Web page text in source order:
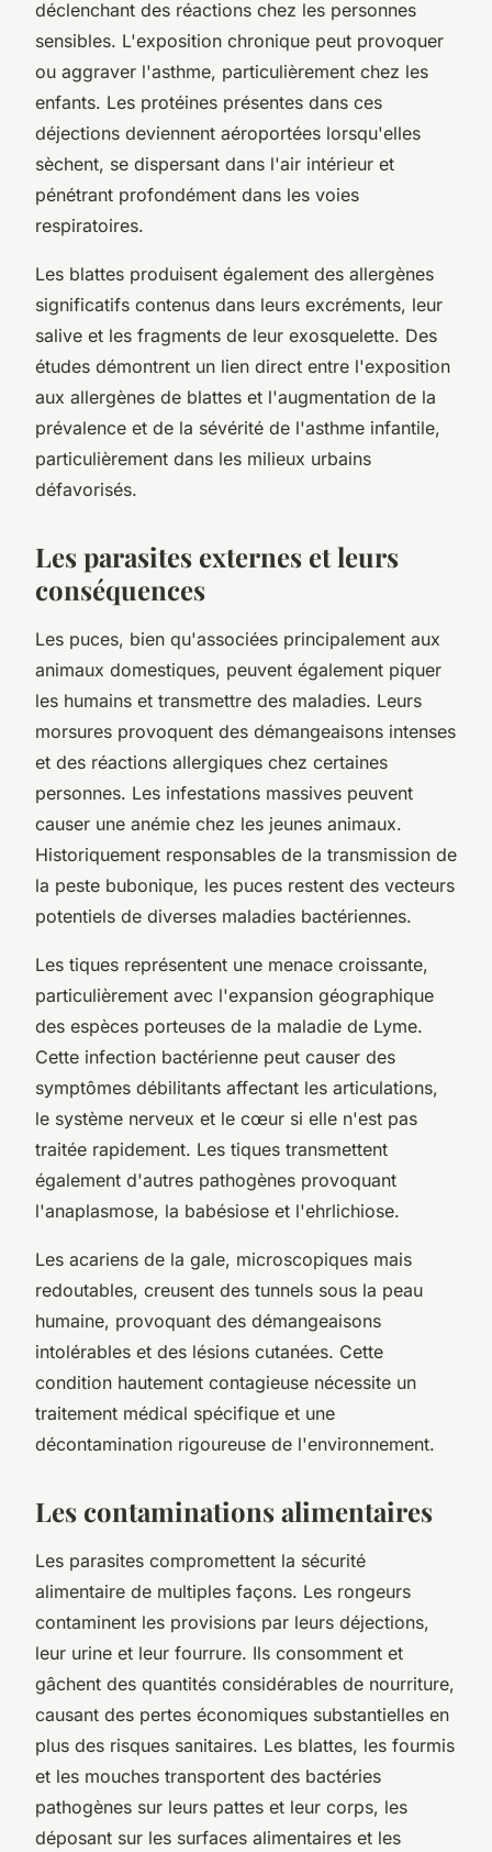
déclenchant des réactions chez les personnes
sensibles. L'exposition chronique peut provoquer
ou aggraver l'asthme, particulièrement chez les
enfants. Les protéines présentes dans ces
déjections deviennent aéroportées lorsqu'elles
sèchent, se dispersant dans l'air intérieur et
pénétrant profondément dans les voies
respiratoires.
Les blattes produisent également des allergènes
significatifs contenus dans leurs excréments, leur
salive et les fragments de leur exosquelette. Des
études démontrent un lien direct entre l'exposition
aux allergènes de blattes et l'augmentation de la
prévalence et de la sévérité de l'asthme infantile,
particulièrement dans les milieux urbains
défavorisés.
Les parasites externes et leurs
conséquences
Les puces, bien qu'associées principalement aux
animaux domestiques, peuvent également piquer
les humains et transmettre des maladies. Leurs
morsures provoquent des démangeaisons intenses
et des réactions allergiques chez certaines
personnes. Les infestations massives peuvent
causer une anémie chez les jeunes animaux.
Historiquement responsables de la transmission de
la peste bubonique, les puces restent des vecteurs
potentiels de diverses maladies bactériennes.
Les tiques représentent une menace croissante,
particulièrement avec l'expansion géographique
des espèces porteuses de la maladie de Lyme.
Cette infection bactérienne peut causer des
symptômes débilitants affectant les articulations,
le système nerveux et le cœur si elle n'est pas
traitée rapidement. Les tiques transmettent
également d'autres pathogènes provoquant
l'anaplasmose, la babésiose et l'ehrlichiose.
Les acariens de la gale, microscopiques mais
redoutables, creusent des tunnels sous la peau
humaine, provoquant des démangeaisons
intolérables et des lésions cutanées. Cette
condition hautement contagieuse nécessite un
traitement médical spécifique et une
décontamination rigoureuse de l'environnement.
Les contaminations alimentaires
Les parasites compromettent la sécurité
alimentaire de multiples façons. Les rongeurs
contaminent les provisions par leurs déjections,
leur urine et leur fourrure. Ils consomment et
gâchent des quantités considérables de nourriture,
causant des pertes économiques substantielles en
plus des risques sanitaires. Les blattes, les fourmis
et les mouches transportent des bactéries
pathogènes sur leurs pattes et leur corps, les
déposant sur les surfaces alimentaires et les